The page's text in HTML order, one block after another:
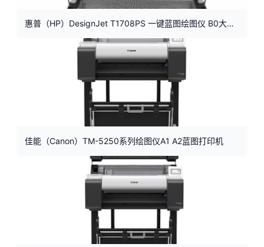
惠普（HP）DesignJet T1708PS 一键蓝图绘图仪 B0大幅面打印机
佳能（Canon）TM-5250系列绘图仪A1 A2蓝图打印机